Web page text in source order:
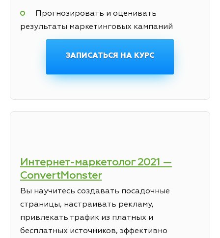
Прогнозировать и оценивать
результаты маркетинговых кампаний
ЗАПИСАТЬСЯ НА КУРС
Интернет-маркетолог 2021 —
ConvertMonster
Вы научитесь создавать посадочные
страницы, настраивать рекламу,
привлекать трафик из платных и
бесплатных источников, эффективно